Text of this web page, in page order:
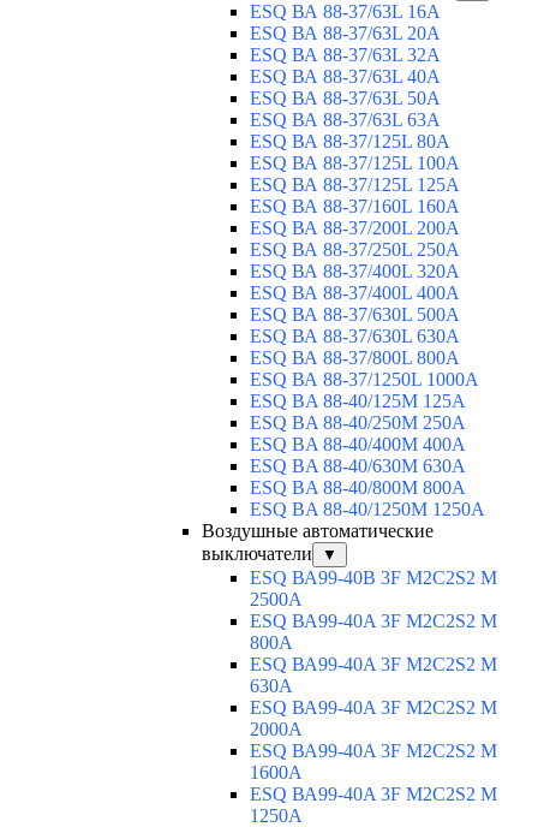
ESQ ВА 88-37/63L 16A
ESQ ВА 88-37/63L 20A
ESQ ВА 88-37/63L 32A
ESQ ВА 88-37/63L 40A
ESQ ВА 88-37/63L 50A
ESQ ВА 88-37/63L 63A
ESQ ВА 88-37/125L 80A
ESQ ВА 88-37/125L 100A
ESQ ВА 88-37/125L 125A
ESQ ВА 88-37/160L 160A
ESQ ВА 88-37/200L 200A
ESQ ВА 88-37/250L 250A
ESQ ВА 88-37/400L 320A
ESQ ВА 88-37/400L 400A
ESQ ВА 88-37/630L 500A
ESQ ВА 88-37/630L 630A
ESQ ВА 88-37/800L 800A
ESQ ВА 88-37/1250L 1000A
ESQ BA 88-40/125M 125A
ESQ BA 88-40/250M 250A
ESQ BA 88-40/400M 400A
ESQ BA 88-40/630М 630A
ESQ BA 88-40/800M 800A
ESQ BA 88-40/1250М 1250A
Воздушные автоматические
выключатели
▼
ESQ ВА99-40B 3F M2C2S2 M
2500A
ESQ ВА99-40A 3F M2C2S2 М
800A
ESQ ВА99-40A 3F M2C2S2 М
630A
ESQ ВА99-40A 3F M2C2S2 М
2000A
ESQ ВА99-40A 3F M2C2S2 М
1600A
ESQ ВА99-40A 3F M2C2S2 М
1250A